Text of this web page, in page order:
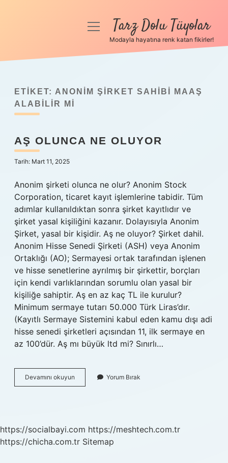
Anasayfa
Yasal Uyarı
menüyüTarz Dolu Tüyolar
Modayla hayatına renk katan fikirler!
ETIKET: ANONIM ŞIRKET SAHIBI MAAŞ
ALABILIR MI
AŞ OLUNCA NE OLUYOR
Tarih: Mart 11, 2025
Anonim şirketi olunca ne olur? Anonim Stock
Corporation, ticaret kayıt işlemlerine tabidir. Tüm
adımlar kullanıldıktan sonra şirket kayıtlıdır ve
şirket yasal kişiliğini kazanır. Dolayısıyla Anonim
Şirket, yasal bir kişidir. Aş ne oluyor? Şirket dahil.
Anonim Hisse Senedi Şirketi (ASH) veya Anonim
Ortaklığı (AO); Sermayesi ortak tarafından işlenen
ve hisse senetlerine ayrılmış bir şirkettir, borçları
için kendi varlıklarından sorumlu olan yasal bir
kişiliğe sahiptir. Aş en az kaç TL ile kurulur?
Minimum sermaye tutarı 50.000 Türk Liras’dır.
(Kayıtlı Sermaye Sistemini kabul eden kamu dışı adi
hisse senedi şirketleri açısından 11, ilk sermaye en
az 100’dür. Aş mı büyük ltd mi? Sınırlı…
Devamını okuyun
Olunca
Yorum Bırak
https://socialbayi.com https://meshtech.com.tr
https://chicha.com.tr Sitemap